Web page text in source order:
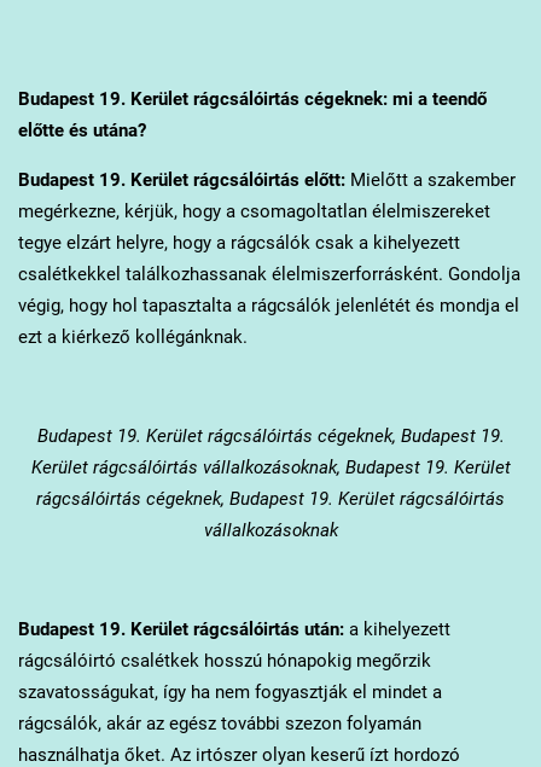
Budapest 19. Kerületrágcsálóirtás cégeknek: mi a teendő
előtte és utána?
Budapest 19. Kerületrágcsálóirtás előtt:Mielőtt a szakember
megérkezne, kérjük, hogy a csomagoltatlan élelmiszereket
tegye elzárt helyre, hogy a rágcsálók csak a kihelyezett
csalétkekkel találkozhassanak élelmiszerforrásként. Gondolja
végig, hogy hol tapasztalta a rágcsálók jelenlétét és mondja el
ezt a kiérkező kollégánknak.
Budapest 19. Kerületrágcsálóirtás cégeknek, Budapest 19.
Kerület rágcsálóirtás vállalkozásoknak, Budapest 19. Kerület
rágcsálóirtás cégeknek, Budapest 19. Kerület rágcsálóirtás
vállalkozásoknak
Budapest 19. Kerületrágcsálóirtás után:a kihelyezett
rágcsálóirtó csalétkek hosszú hónapokig megőrzik
szavatosságukat, így ha nem fogyasztják el mindet a
rágcsálók, akár az egész további szezon folyamán
használhatja őket. Az irtószer olyan keserű ízt hordozó